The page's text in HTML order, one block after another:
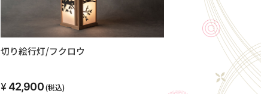
切り絵行灯/フクロウ
42,900(税込)